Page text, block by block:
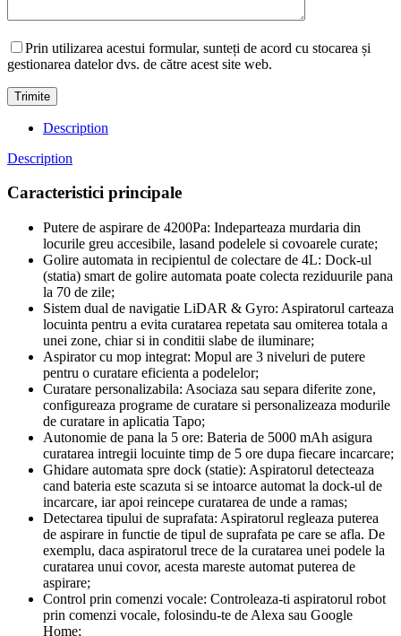
Prin utilizarea acestui formular, sunteți de acord cu stocarea și
gestionarea datelor dvs. de către acest site web.
Description
Description
Caracteristici principale
Putere de aspirare de 4200Pa: Indeparteaza murdaria din
locurile greu accesibile, lasand podelele si covoarele curate;
Golire automata in recipientul de colectare de 4L: Dock-ul
(statia) smart de golire automata poate colecta reziduurile pana
la 70 de zile;
Sistem dual de navigatie LiDAR & Gyro: Aspiratorul carteaza
locuinta pentru a evita curatarea repetata sau omiterea totala a
unei zone, chiar si in conditii slabe de iluminare;
Aspirator cu mop integrat: Mopul are 3 niveluri de putere
pentru o curatare eficienta a podelelor;
Curatare personalizabila: Asociaza sau separa diferite zone,
configureaza programe de curatare si personalizeaza modurile
de curatare in aplicatia Tapo;
Autonomie de pana la 5 ore: Bateria de 5000 mAh asigura
curatarea intregii locuinte timp de 5 ore dupa fiecare incarcare;
Ghidare automata spre dock (statie): Aspiratorul detecteaza
cand bateria este scazuta si se intoarce automat la dock-ul de
incarcare, iar apoi reincepe curatarea de unde a ramas;
Detectarea tipului de suprafata: Aspiratorul regleaza puterea
de aspirare in functie de tipul de suprafata pe care se afla. De
exemplu, daca aspiratorul trece de la curatarea unei podele la
curatarea unui covor, acesta mareste automat puterea de
aspirare;
Control prin comenzi vocale: Controleaza-ti aspiratorul robot
prin comenzi vocale, folosindu-te de Alexa sau Google
Home;